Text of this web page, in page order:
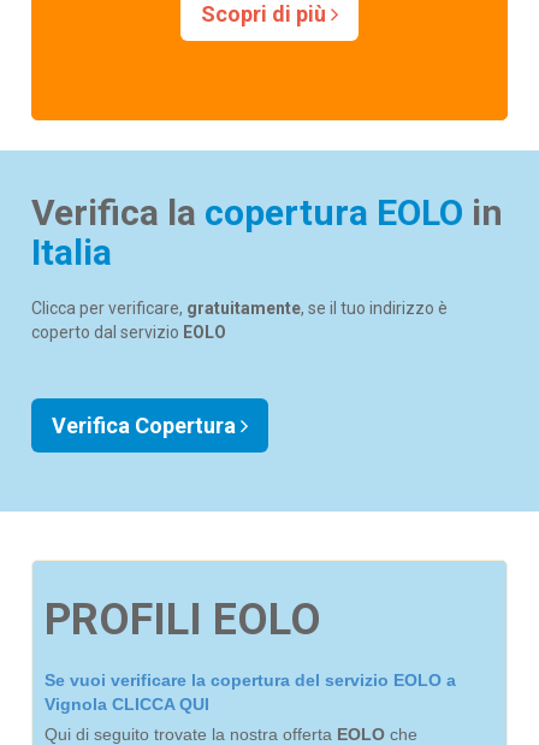
Scopri di più
Verifica la copertura EOLO in
Italia
Clicca per verificare, gratuitamente, se il tuo indirizzo è
coperto dal servizio EOLO
Verifica Copertura
PROFILI EOLO
Se vuoi verificare la copertura del servizio EOLO a
Vignola CLICCA QUI
Qui di seguito trovate la nostra offerta EOLO che